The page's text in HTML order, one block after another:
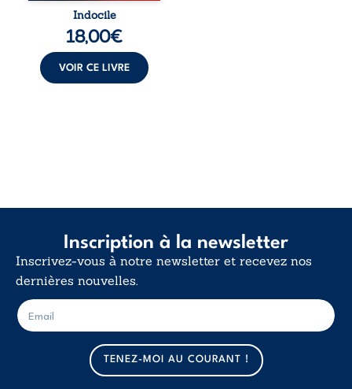
traversée. Une
langue nue. Une
insurrection
calme. Une
déclaration
d’existence pour ...
Indocile
18,00€
VOIR CE LIVRE
Inscription à la newsletter
Inscrivez-vous à notre newsletter et recevez nos
dernières nouvelles.
m
a
i
l
E
-
m
TENEZ-MOI AU COURANT !